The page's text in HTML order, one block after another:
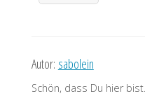
Autor: sabolein
Schön, dass Du hier bist.